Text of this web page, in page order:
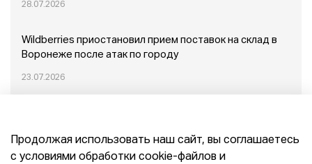
28.07.2026
Wildberries приостановил прием поставок на склад в
Воронеже после атак по городу
23.07.2026
Продолжая использовать наш сайт, вы соглашаетесь
с условиями обработки cookie-файлов и